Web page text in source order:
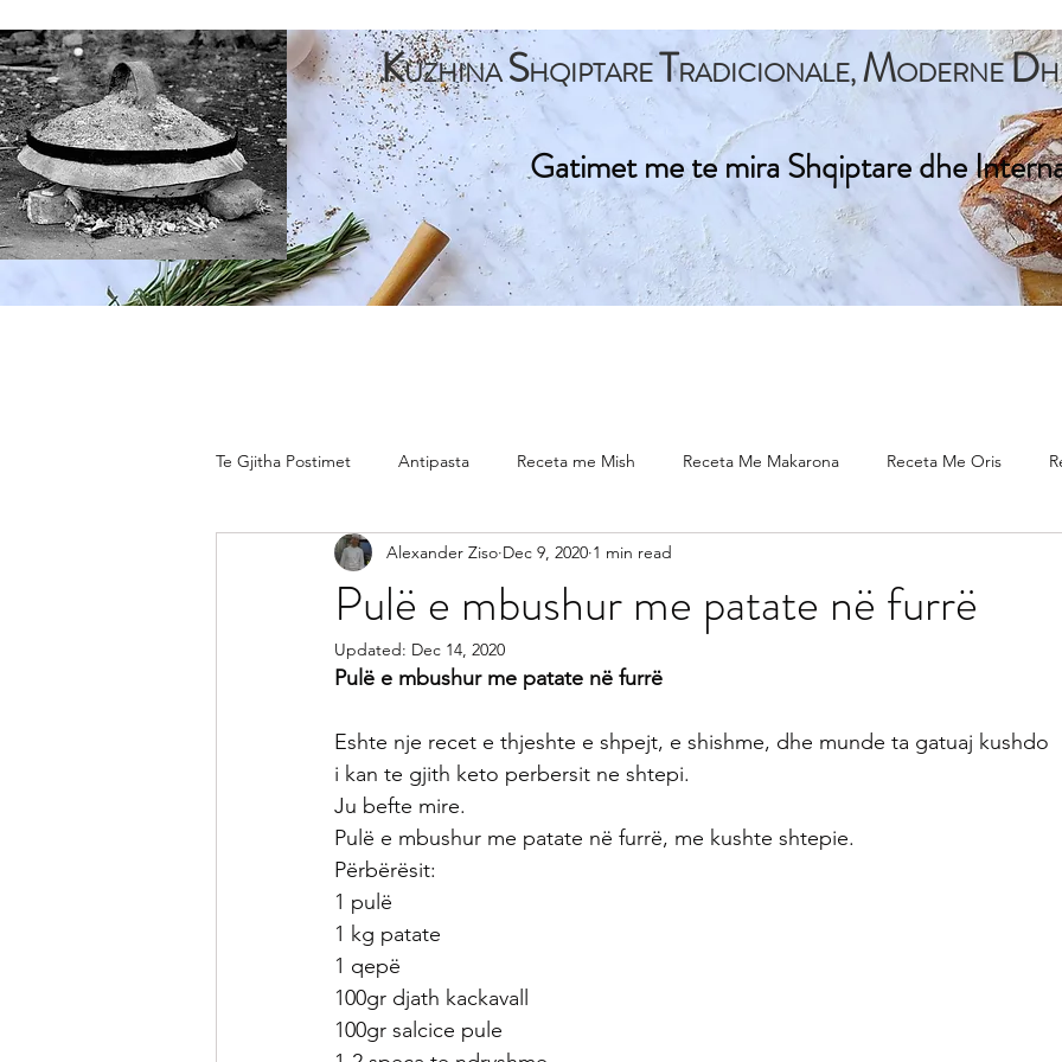
KUZHINASHQIPTARETRADICIONALE,MODERNED
Gatimet me te mira Shqiptare dhe
Te Gjitha Postimet Antipasta Receta me Mish Receta Me Makarona Receta Me Oris
Receta Me Peshk Receta Vegjetariane Gatime Tradicionale
Sallata Pije
Receta per Femije Keshilla per Femijet
Pulë e mbushur me patate në furrë
Alexander Ziso Dec 9, 2020 1 min read
Updated: Dec 14, 2020
Pulë e mbushur me patate në furrë
Eshte nje recet e thjeshte e shpejt, e shishme, dhe munde ta gatuaj kushdo
i kan te gjith keto perbersit ne shtepi.
Ju befte mire.
Pulë e mbushur me patate në furrë, me kushte shtepie.
Përbërësit:
1 pulë
1 kg patate
1 qepë
100gr djath kackavall
100gr salcice pule